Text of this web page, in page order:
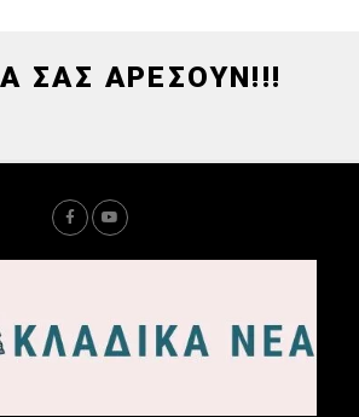
ΣΑΣ ΑΡΕΣΟΥΝ!!!